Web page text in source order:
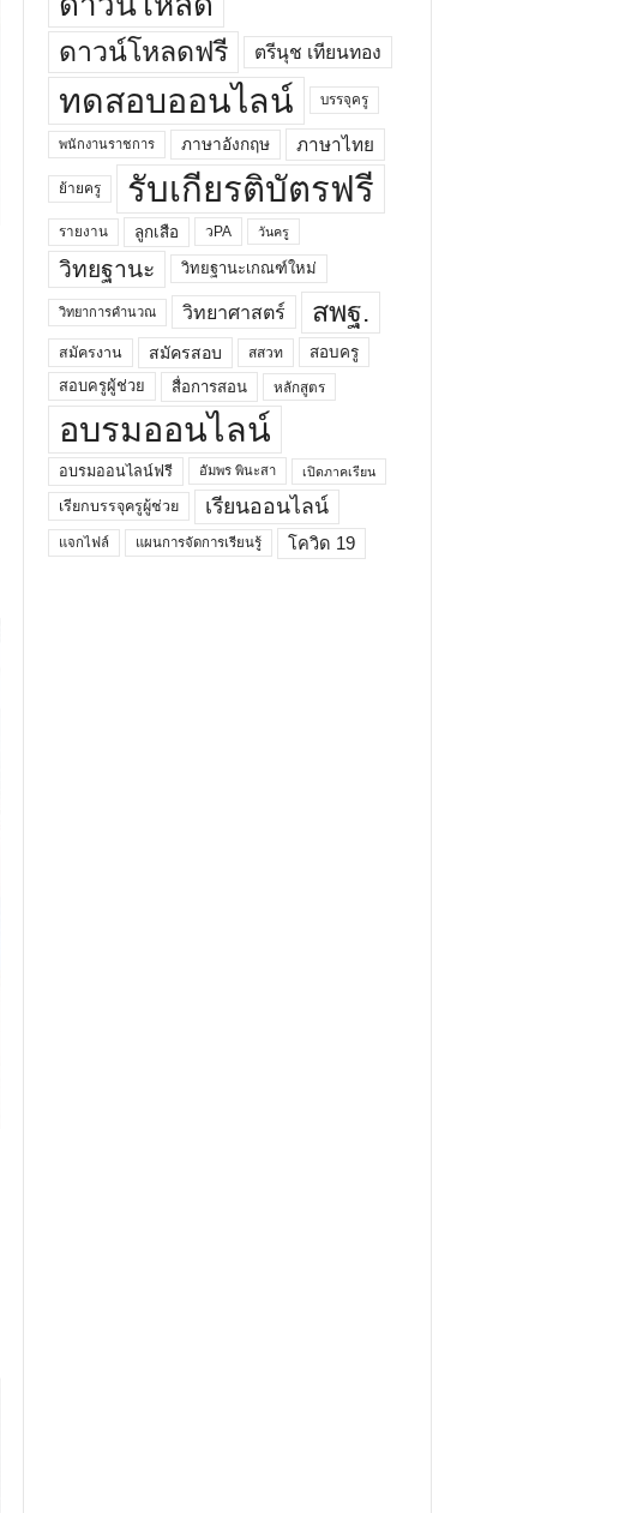
ดาวน์โหลดฟรี ตรีนุช เทียนทอง
ทดสอบออนไลน์ บรรจุครู
พนักงานราชการ ภาษาอังกฤษ ภาษาไทย
ย้ายครู รับเกียรติบัตรฟรี
รายงาน ลูกเสือ วPA วันครู
วิทยฐานะ วิทยฐานะเกณฑ์ใหม่
วิทยาการคำนวณ วิทยาศาสตร์ สพฐ.
สมัครงาน สมัครสอบ สสวท
สอบครู
สอบครูผู้ช่วย
สื่อการสอน หลักสูตร
อบรมออนไลน์
อบรมออนไลน์ฟรี อัมพร พินะสา เปิดภาคเรียน
เรียกบรรจุครูผู้ช่วย เรียนออนไลน์
แจกไฟล์ แผนการจัดการเรียนรู้ โควิด 19